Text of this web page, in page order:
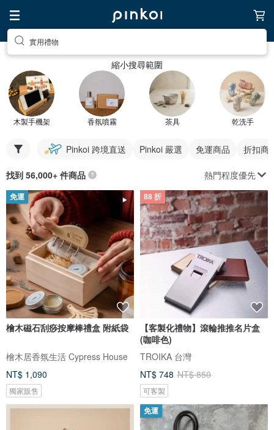
實用禮物
縮小搜尋範圍
木製手機架 香氛噴霧 茶具 乾洗手
Pinkoi 跨境直送 Pinkoi 嚴選 免運商品 折扣商
找到 56,000+ 件商品 熱門程度優先
免運
檜木磁石刮痧按摩棒禮盒 附紙袋
檜木居香氛生活 Cypress House
NT$ 1,090
獨家販售
88 折
【客製化禮物】滾輪推推名片盒
(咖啡色)
TROIKA 台灣
NT$ 748 NT$ 850
可客製
免運